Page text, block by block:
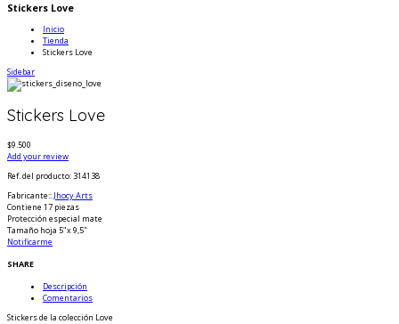
Stickers Love
Inicio
Tienda
Stickers Love
Sidebar
Stickers Love
$9.500
Add your review
Ref. del producto: 314138
Fabricante:: Jhocy Arts
Contiene 17 piezas
Protección especial mate
Tamaño hoja 5"x 9,5"
Notificarme
SHARE
Descripción
Comentarios
Stickers de la colección Love